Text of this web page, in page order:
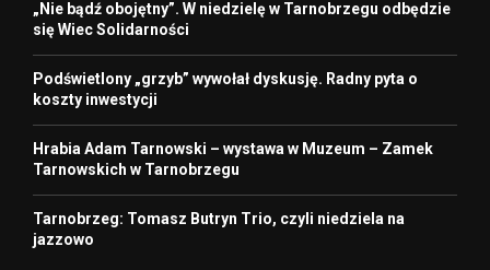
„Nie bądź obojętny”. W niedzielę w Tarnobrzegu odbędzie
się Wiec Solidarności
Podświetlony „grzyb” wywołał dyskusję. Radny pyta o
koszty inwestycji
Hrabia Adam Tarnowski – wystawa w Muzeum – Zamek
Tarnowskich w Tarnobrzegu
Tarnobrzeg: Tomasz Butryn Trio, czyli niedziela na
jazzowo